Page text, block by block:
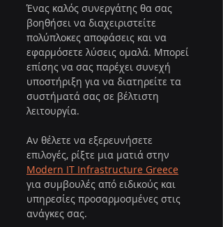
Ένας καλός συνεργάτης θα σας
βοηθήσει να διαχειριστείτε
πολύπλοκες αποφάσεις και να
εφαρμόσετε λύσεις ομαλά. Μπορεί
επίσης να σας παρέχει συνεχή
υποστήριξη για να διατηρείτε τα
συστήματά σας σε βέλτιστη
λειτουργία.
Αν θέλετε να εξερευνήσετε
επιλογές, ρίξτε μια ματιά στην
Modern IT Infrastructure Greece
για συμβουλές από ειδικούς και
υπηρεσίες προσαρμοσμένες στις
ανάγκες σας.